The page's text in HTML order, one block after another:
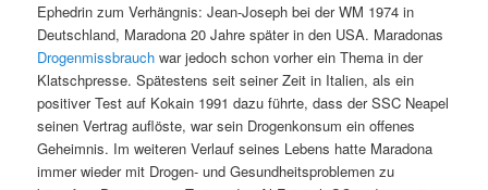
Ephedrin zum Verhängnis: Jean-Joseph bei der WM 1974 in
Deutschland, Maradona 20 Jahre später in den USA. Maradonas
Drogenmissbrauch war jedoch schon vorher ein Thema in der
Klatschpresse. Spätestens seit seiner Zeit in Italien, als ein
positiver Test auf Kokain 1991 dazu führte, dass der SSC Neapel
seinen Vertrag auflöste, war sein Drogenkonsum ein offenes
Geheimnis. Im weiteren Verlauf seines Lebens hatte Maradona
immer wieder mit Drogen- und Gesundheitsproblemen zu